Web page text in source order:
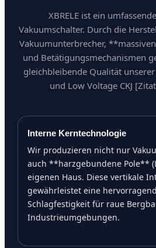
XBRELE ist ein
Vakuumschalter. Durch die
Vakuumunterbrecher,
und Betätigungsmechanismen
gleichbleibende Qualität unserer
und Low Voltage CKJ
Interne Kerntechnologie
Wir produzieren nicht nur
auch **harzgebundene Pole**
eigenen Haus. Diese vertikale
gewährleistet eine
Schlagfestigkeit für raue
Industrieumgebungen.